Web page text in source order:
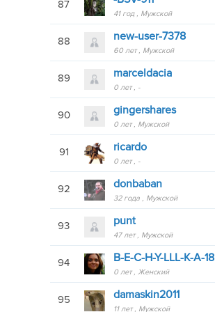
87
41 год Мужской
88 new-user-7378
60 лет Мужской
89 marceldacia
0 лет -
90 gingershares
0 лет Мужской
91 ricardo
0 лет -
92 donbaban
32 года Мужской
93 punt
47 лет Мужской
94 B-E-C-H-Y-LLL-K-A-18
0 лет Женский
95 damaskin2011
11 лет Мужской